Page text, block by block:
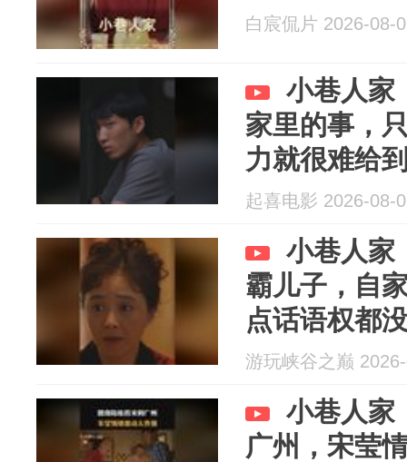
白宸侃片 2026-08-
小巷人家
家里的事，
力就很难给
起喜电影 2026-08-
小巷人家
霸儿子，自
点话语权都
游玩峡谷之巅
小巷人家
广州，宋莹